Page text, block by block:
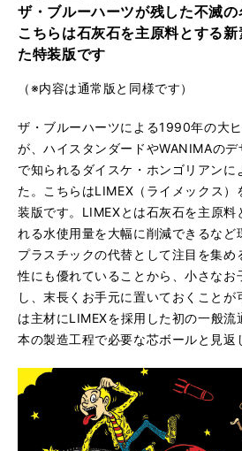
ザ・ブルーハーツが残した不滅の
こちらは石灰石を主原料とする
た特装版です
（※内容は通常版と同様です）
ザ・ブルーハーツによる1990年の大
が、ハイスタンダードやWANIMAの
で知られるダイスケ・ホンゴリアンに
た。こちらはLIMEX（ライメックス）
装版です。LIMEXとは石灰石を主原料
れる水使用量を大幅に削減できるなど
プラスチックの代替として注目を集め
性にも優れていることから、小さなお
し、末長くお手元に置いておくこと
は主材にLIMEXを採用した初の一般流
本の製造工程で必要な芯ボールと見返